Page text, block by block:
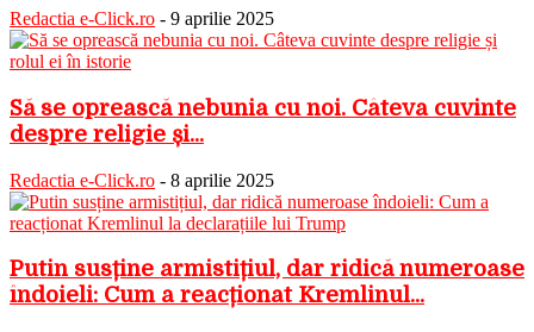
Redactia e-Click.ro - 9 aprilie 2025
Să se oprească nebunia cu noi. Câteva cuvinte
despre religie și...
Redactia e-Click.ro - 8 aprilie 2025
Putin susține armistițiul, dar ridică numeroase
îndoieli: Cum a reacționat Kremlinul...